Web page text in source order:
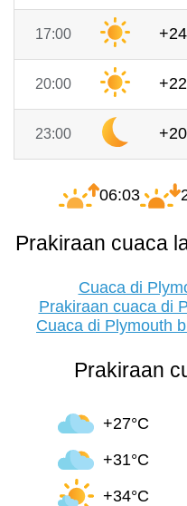
17:00
20:00
23:00
06:03
Prakiraan cuaca
Cuaca di
Prakiraan cuaca di
Cuaca di Plymouth
Prakiraan
+27°C
+31°C
+34°C